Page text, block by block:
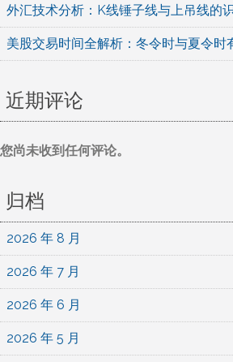
外汇技术分析：K线锤子线与上吊线的
美股交易时间全解析：冬令时与夏令时
近期评论
您尚未收到任何评论。
归档
2026 年 8 月
2026 年 7 月
2026 年 6 月
2026 年 5 月